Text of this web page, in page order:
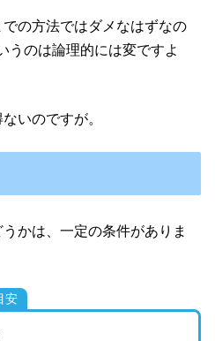
の方法ではダメなはずなの
うのは論理的には変ですよ
いのですが。
かは、一定の条件がありま
安